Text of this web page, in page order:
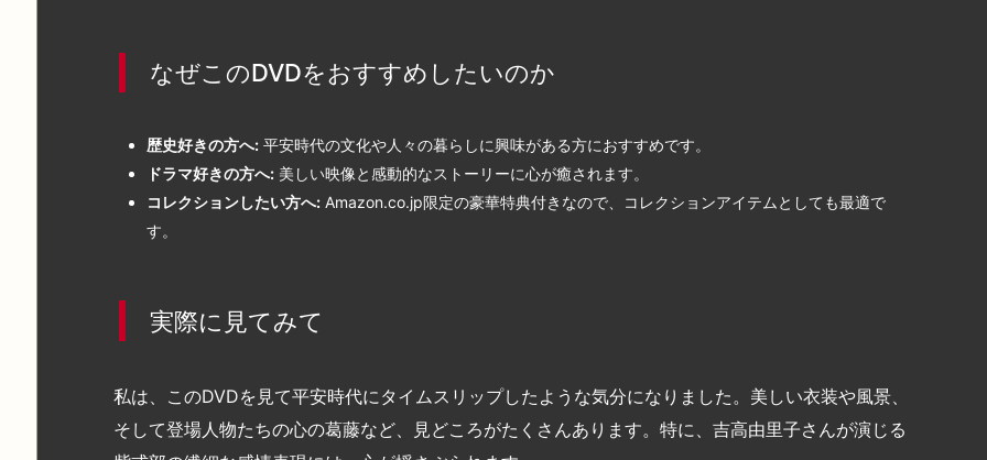
なぜこのDVDをおすすめしたいのか
歴史好きの方へ: 平安時代の文化や人々の暮らしに興味がある方におすすめです。
ドラマ好きの方へ: 美しい映像と感動的なストーリーに心が癒されます。
コレクションしたい方へ: Amazon.co.jp限定の豪華特典付きなので、コレクションアイテムとしても最適で
す。
実際に見てみて
私は、このDVDを見て平安時代にタイムスリップしたような気分になりました。美しい衣装や風景、
そして登場人物たちの心の葛藤など、見どころがたくさんあります。特に、吉高由里子さんが演じる